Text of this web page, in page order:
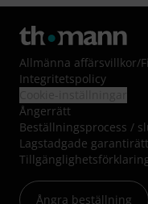
Allmänna affärsvillkor/
Integritetspolicy
Ångerrätt
Beställningsprocess /
Lagstadgade
Ångra beställning